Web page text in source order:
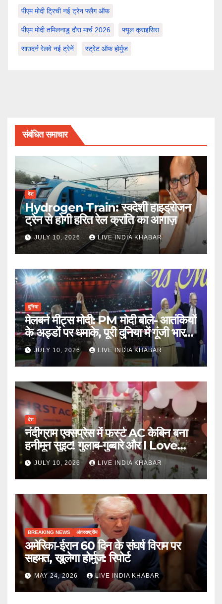
पीएम मोदी ट्रिची नई ट्रेन फ्लैग ऑफ
पीएम मोदी तमिलनाडु दौरा मार्च 2026 फ्यूल क्राइसिस
साउदर्न रेलवे नई ट्रेनें स्ट्रेट ऑफ होर्मुज
संबंधित समाचार
देश
Hydrogen Train: स्वदेशी हाइड्रोजन
ट्रेन से होगी हरित रेल क्रांति का आगाज़
JULY 10, 2026 LIVE INDIA KHABAR
दुनिया
मेलबर्न मीट्स मोदी: PM मोदी बोले- आतंकियों
के अड्डों पर धमाके, पूरी दुनिया में गूंजी भारत
की ताकत
JULY 10, 2026 LIVE INDIA KHABAR
देश
नंदीग्राम एक्सप्रेस में फर्स्ट AC केबिन बना
हनीमून सुइट! गुलाब-गुब्बारे और I Love
You, TTE सस्पेंड
JULY 10, 2026 LIVE INDIA KHABAR
BREAKING NEWS अंतरराष्ट्रीय
अमेरिका-ईरान 60 दिन के संघर्ष विराम पर
सहमत, खुलेगा होर्मुज: रिपोर्ट
MAY 24, 2026 LIVE INDIA KHABAR